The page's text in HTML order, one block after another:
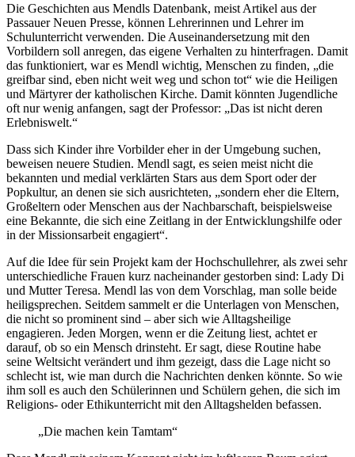
Die Geschichten aus Mendls Datenbank, meist Artikel aus der
Passauer Neuen Presse, können Lehrerinnen und Lehrer im
Schulunterricht verwenden. Die Auseinandersetzung mit den
Vorbildern soll anregen, das eigene Verhalten zu hinterfragen. Damit
das funktioniert, war es Mendl wichtig, Menschen zu finden, „die
greifbar sind, eben nicht weit weg und schon tot“ wie die Heiligen
und Märtyrer der katholischen Kirche. Damit könnten Jugendliche
oft nur wenig anfangen, sagt der Professor: „Das ist nicht deren
Erlebniswelt.“
Dass sich Kinder ihre Vorbilder eher in der Umgebung suchen,
beweisen neuere Studien. Mendl sagt, es seien meist nicht die
bekannten und medial verklärten Stars aus dem Sport oder der
Popkultur, an denen sie sich ausrichteten, „sondern eher die Eltern,
Großeltern oder Menschen aus der Nachbarschaft, beispielsweise
eine Bekannte, die sich eine Zeitlang in der Entwicklungshilfe oder
in der Missionsarbeit engagiert“.
Auf die Idee für sein Projekt kam der Hochschullehrer, als zwei sehr
unterschiedliche Frauen kurz nacheinander gestorben sind: Lady Di
und Mutter Teresa. Mendl las von dem Vorschlag, man solle beide
heiligsprechen. Seitdem sammelt er die Unterlagen von Menschen,
die nicht so prominent sind – aber sich wie Alltagsheilige
engagieren. Jeden Morgen, wenn er die Zeitung liest, achtet er
darauf, ob so ein Mensch drinsteht. Er sagt, diese Routine habe
seine Weltsicht verändert und ihm gezeigt, dass die Lage nicht so
schlecht ist, wie man durch die Nachrichten denken könnte. So wie
ihm soll es auch den Schülerinnen und Schülern gehen, die sich im
Religions- oder Ethikunterricht mit den Alltagshelden befassen.
„Die machen kein Tamtam“